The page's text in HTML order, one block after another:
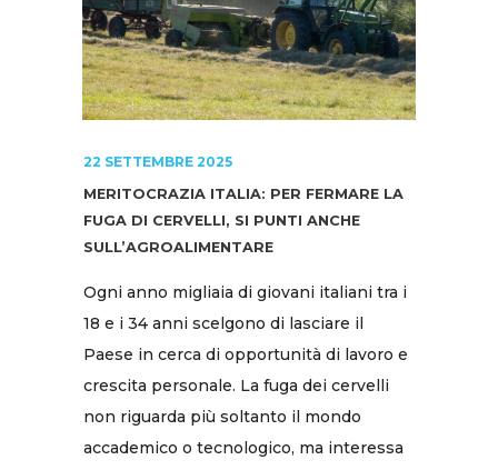
22 SETTEMBRE 2025
MERITOCRAZIA ITALIA: PER FERMARE LA
FUGA DI CERVELLI, SI PUNTI ANCHE
SULL’AGROALIMENTARE
Ogni anno migliaia di giovani italiani tra i
18 e i 34 anni scelgono di lasciare il
Paese in cerca di opportunità di lavoro e
crescita personale. La fuga dei cervelli
non riguarda più soltanto il mondo
accademico o tecnologico, ma interessa